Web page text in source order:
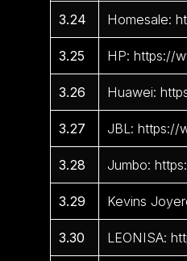
3.24 Homesale:
3.25 HP: https://
3.26 Huawei:
3.27 JBL: https://
3.28 Jumbo:
3.29 Kevins
3.30 LEONISA: